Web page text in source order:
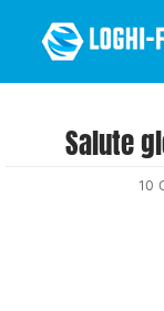
Salute
10